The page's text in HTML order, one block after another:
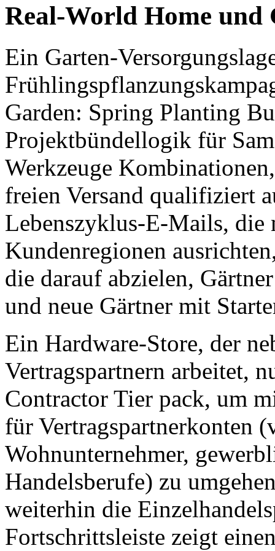
Real-World Home und
Ein Garten-
Garden: Spring Planting
Projektbündellogik für
Werkzeuge
freien Versand qualifiziert
Lebenszyklus-E-Mails, die
Kundenregionen
die darauf abzielen,
und neue Gärtner mit
Ein Hardware-Store, der
Vertragspartnern arbeitet,
Contractor Tier pack, um
für Vertragspartnerkonten
Wohnunternehmer,
Handelsberufe) zu
weiterhin die
Fortschrittsleiste zeigt